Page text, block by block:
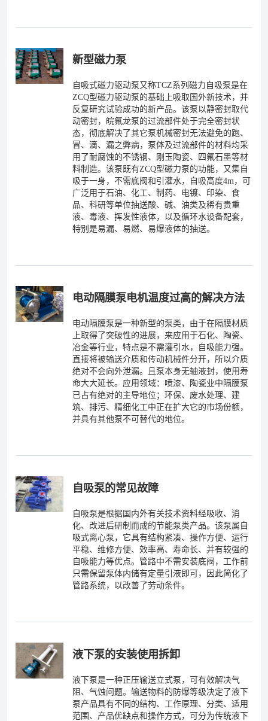
新型磁力泵
自吸式磁力驱动泵又称TCZ系列磁力自吸泵是在
ZCQ型磁力驱动泵的基础上吸取国外新技术，并
反复研究试验成功的新产品。该泵以静密封取代
动密封，皖氟龙泵的过流部件处于完全密封状
态，彻底解决了其它泵机械密封无法避免的跑、
冒、滴、漏之弊病，泵体及过流部件的材料均采
用了耐腐蚀的不锈钢、刚玉陶瓷、四氟石墨等材
料制造。该泵既有ZCQ型磁力泵的功能，又集自
吸于一身，不需底阀和引灌水，自吸高度4m，可
广泛用于石油、化工、制药、电镀、印染、食
品、科研等单位抽送酸、碱、油类及稀有贵重
液、毒液、挥发性液体，以及循环水设备配套，
特别是易漏、易燃、易爆液体的抽送。
电动隔膜泵电机温度过高的解决方法
电动隔膜泵是一种新型的泵类，由于在隔膜材质
上取得了突破性的进展，来应用于石化、陶瓷、
冶金等行业，特点是不需灌引水，自吸能力强。
直接将被输送介质和传动机械件分开，所以介质
绝对不会向外泄漏。且泵本身无轴液封，使用寿
命大大延长。应用领域：喷漆、陶瓷业中隔膜泵
已占有绝对的主导地位；环保、废水处理、建
筑、排污、精细化工中正在扩大它的市场份额，
并具有其他泵不可替代的地位。
自吸泵的常见故障
自吸泵是根据国内外有关技术资料经吸收、消
化、改进后研制而成的节能泵类产品。该泵属自
吸式离心泵，它具有结构紧凑、操作方便、运行
平稳、维修方便、效率高、寿命长、并有较强的
自吸能力等优点。管路中不需安装底阀，工作前
只需保留泵体内储有定量引液即可，因此简化了
管路系统，以改善了劳动条件。
液下泵的安装使用拆卸
液下泵是一种正压输送立式泵，可有效解决气
阻、气蚀问题。输送物料的防爆等级决定了液下
泵产品具有不同的结构、工作原理、分类、适用
范围、产品优缺点和操作方式，可分为传统液下